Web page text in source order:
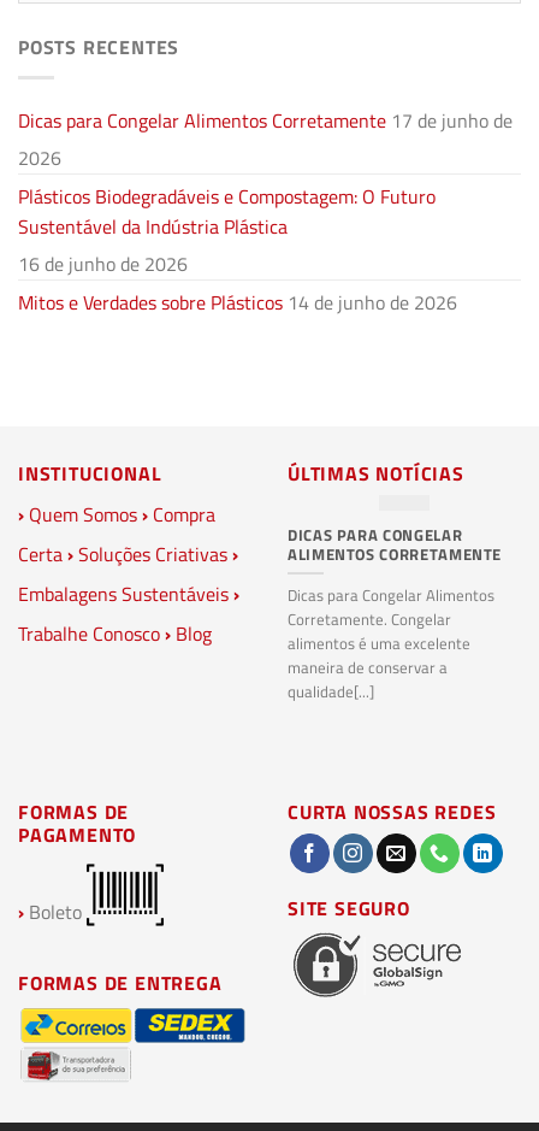
POSTS RECENTES
Dicas para Congelar Alimentos Corretamente 17 de junho de
2026
Plásticos Biodegradáveis e Compostagem: O Futuro
Sustentável da Indústria Plástica
16 de junho de 2026
Mitos e Verdades sobre Plásticos 14 de junho de 2026
INSTITUCIONAL
› Quem Somos› Compra
Certa›Soluções Criativas›
Embalagens Sustentáveis›
Trabalhe Conosco› Blog
ÚLTIMAS NOTÍCIAS
DICAS PARA CONGELAR
ALIMENTOS CORRETAMENTE
Dicas para Congelar Alimentos
Corretamente. Congelar
alimentos é uma excelente
maneira de conservar a
qualidade[...]
FORMAS DE
PAGAMENTO
› Boleto
FORMAS DE ENTREGA
CURTA NOSSAS REDES
SITE SEGURO